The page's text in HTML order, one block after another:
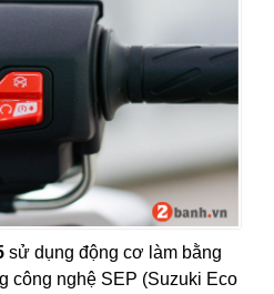
sử dụng động cơ làm bằng
công nghệ SEP (Suzuki Eco